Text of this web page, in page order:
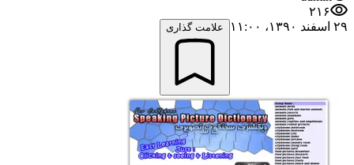
۲۱۶
۲۹ اسفند ۱۳۹۰،‏ ۱۱:۰۰
علامت گذاری